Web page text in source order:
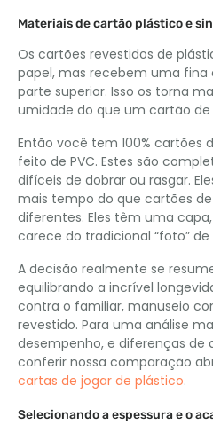
Materiais de cartão plástico e
Os cartões revestidos de
papel, mas recebem uma
parte superior. Isso os torna
umidade do que um cartão de
Então você tem 100% cartões
feito de PVC. Estes são
difíceis de dobrar ou rasgar.
mais tempo do que cartões
diferentes. Eles têm uma
carece do tradicional “foto”
A decisão realmente se
equilibrando a incrível
contra o familiar, manuseio
revestido. Para uma análise
desempenho, e diferenças de
conferir nossa comparação
cartas de jogar de plástico.
Selecionando a espessura e o